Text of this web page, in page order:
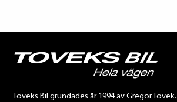
Toveks Bil grundades år 1994 av Gregor